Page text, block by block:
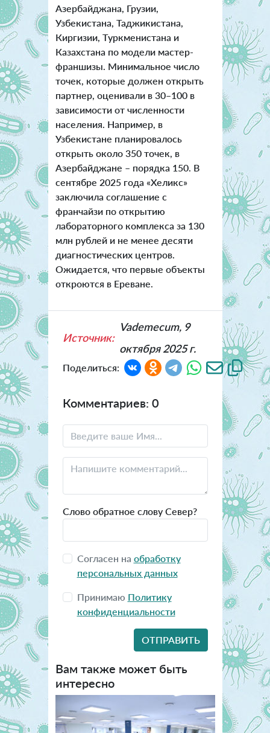
Азербайджана, Грузии,
Узбекистана, Таджикистана,
Киргизии, Туркменистана и
Казахстана по модели мастер-
франшизы. Минимальное число
точек, которые должен открыть
партнер, оценивали в 30–100 в
зависимости от численности
населения. Например, в
Узбекистане планировалось
открыть около 350 точек, в
Азербайджане – порядка 150. В
сентябре 2025 года «Хеликс»
заключила соглашение с
франчайзи по открытию
лабораторного комплекса за 130
млн рублей и не менее десяти
диагностических центров.
Ожидается, что первые объекты
откроются в Ереване.
Источник:
Vademecum, 9
октября 2025 г.
Поделиться:
Комментариев: 0
Слово обратное слову Север?
Согласен на обработку
персональных данных
Принимаю Политику
конфиденциальности
Вам также может быть
интересно